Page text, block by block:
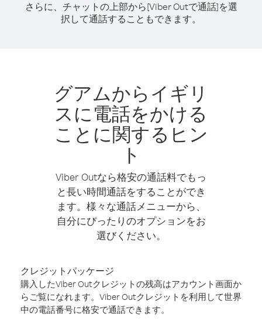
さらに、チャットの上部から[Viber Outで通話]を選
択して通話することもできます。
グアムからイギリ
スに電話をかける
ことに関するヒン
ト
Viber Outなら格安の通話料でもっ
と長い時間通話をすることができ
ます。様々な通話メニューから、
自分にぴったりのオプションをお
選びください。
クレジットパッケージ
購入したViber Outクレジットの残高はアカウント画面か
らご覧になれます。Viber Outクレジットを利用して世界
中の電話番号に格安で通話できます。